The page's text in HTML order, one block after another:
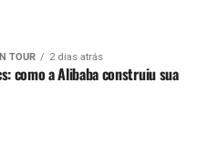
TOUR 2 dias atrás
como a Alibaba construiu sua